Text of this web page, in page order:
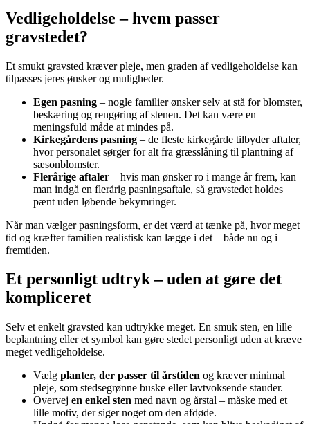
Vedligeholdelse – hvem passer
gravstedet?
Et smukt gravsted kræver pleje, men graden af vedligeholdelse kan
tilpasses jeres ønsker og muligheder.
Egen pasning – nogle familier ønsker selv at stå for blomster,
beskæring og rengøring af stenen. Det kan være en
meningsfuld måde at mindes på.
Kirkegårdens pasning – de fleste kirkegårde tilbyder aftaler,
hvor personalet sørger for alt fra græsslåning til plantning af
sæsonblomster.
Flerårige aftaler – hvis man ønsker ro i mange år frem, kan
man indgå en flerårig pasningsaftale, så gravstedet holdes
pænt uden løbende bekymringer.
Når man vælger pasningsform, er det værd at tænke på, hvor meget
tid og kræfter familien realistisk kan lægge i det – både nu og i
fremtiden.
Et personligt udtryk – uden at gøre det
kompliceret
Selv et enkelt gravsted kan udtrykke meget. En smuk sten, en lille
beplantning eller et symbol kan gøre stedet personligt uden at kræve
meget vedligeholdelse.
Vælg planter, der passer til årstiden og kræver minimal
pleje, som stedsegrønne buske eller lavtvoksende stauder.
Overvej en enkel sten med navn og årstal – måske med et
lille motiv, der siger noget om den afdøde.